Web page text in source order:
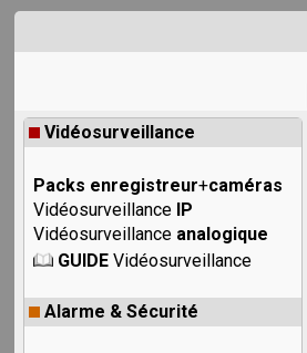
Vidéosurveillance
Packs enregistreur+caméras
Vidéosurveillance IP
Vidéosurveillance analogique
GUIDE Vidéosurveillance
Alarme & Sécurité